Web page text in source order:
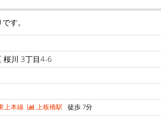
す。
桜川 3丁目4-6
上本線 上板橋駅 徒歩 7分